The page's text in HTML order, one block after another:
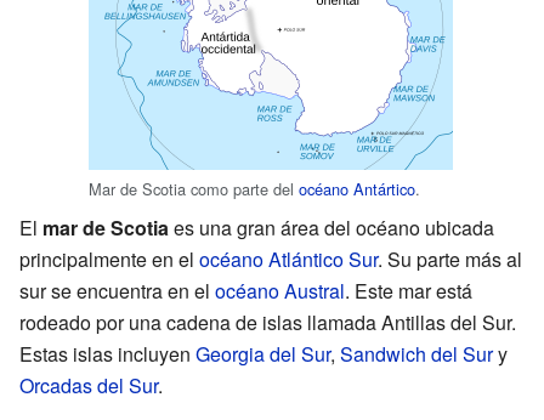
Mar de Scotia como parte del océano Antártico.
El mar de Scotiaes una gran área del océano ubicada
principalmente en el océano Atlántico Sur. Su parte más al
sur se encuentra en el océano Austral. Este mar está
rodeado por una cadena de islas llamada Antillas del Sur.
Estas islas incluyen Georgia del Sur, Sandwich del Sury
Orcadas del Sur.